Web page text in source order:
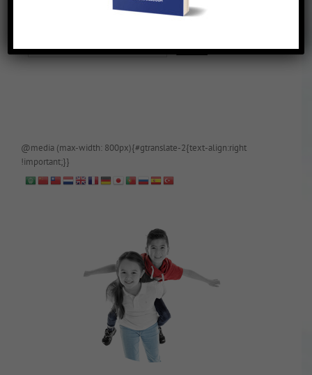
@media (max-width: 800px){#gtranslate-2{text-align:right
!important;}}